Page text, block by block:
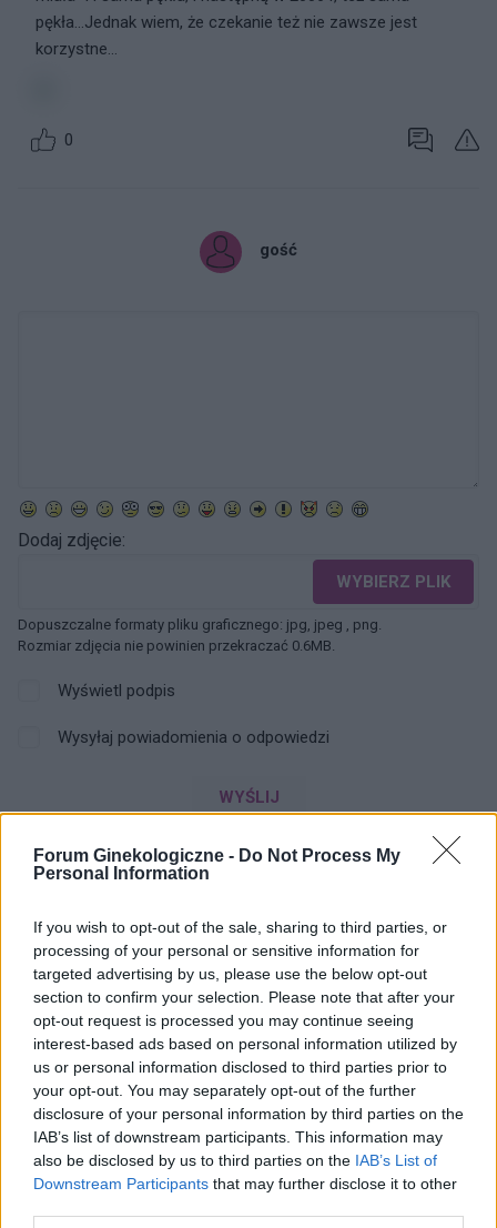
Forum Ginekologiczne - Do Not Process My
Personal Information
If you wish to opt-out of the sale, sharing to third parties, or
processing of your personal or sensitive information for
targeted advertising by us, please use the below opt-out
section to confirm your selection. Please note that after your
opt-out request is processed you may continue seeing
interest-based ads based on personal information utilized by
us or personal information disclosed to third parties prior to
your opt-out. You may separately opt-out of the further
disclosure of your personal information by third parties on the
IAB’s list of downstream participants. This information may
also be disclosed by us to third parties on the IAB’s List of
Downstream Participants that may further disclose it to other
pękła...Jednak wiem, że czekanie też nie zawsze jest
korzystne...
0
gość
Dodaj zdjęcie:
WYBIERZ PLIK
Dopuszczalne formaty pliku graficznego: jpg, jpeg , png.
Rozmiar zdjęcia nie powinien przekraczać 0.6MB.
Wyświetl podpis
Wysyłaj powiadomienia o odpowiedzi
WYŚLIJ
gość
Brak miesiączki
Jestem po poronieniu i brałam profilaktycznie
doxycycline i w tym samym miesiącu dostalam
zapalenie pęcherza moczowego i brałam też
furaginum i witaminę c , nie dostałam okresu od
Forum: Ginekologia - forum dla rodziny i
pacjentki